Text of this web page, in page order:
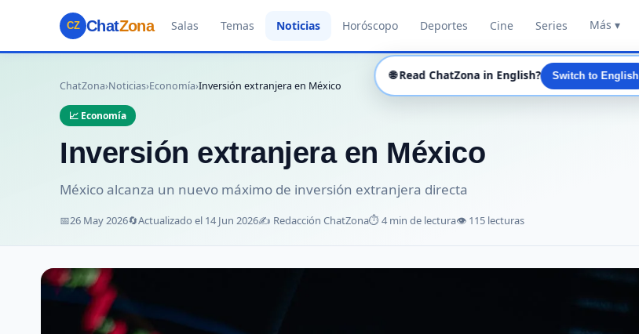
CZ ChatZona Salas Temas Noticias Horóscopo Deportes Cine Series Más ▾
ChatZona›Noticias›Economía›Inversión extranjera en México
📈 Economía
Inversión extranjera en México
México alcanza un nuevo máximo de inversión extranjera directa
📅26 May 2026🔄Actualizado el 14 Jun 2026✍️ Redacción ChatZona⏱️ 4 min de lectura👁️ 115 lecturas
🌐 Read ChatZona in English? Switch to English